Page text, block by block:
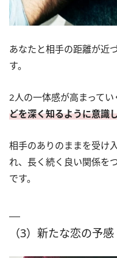
あなたと相手の距離が近
す。
2人の一体感が高まってい
どを深く知るように意識
相手のありのままを受け
れ、長く続く良い関係を
です。
（3）新たな恋の予感